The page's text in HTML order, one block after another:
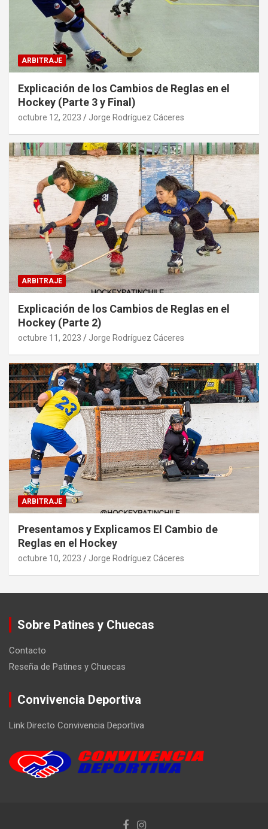
ARBITRAJE
Explicación de los Cambios de Reglas en el
Hockey (Parte 3 y Final)
octubre 12, 2023 Jorge Rodríguez Cáceres
ARBITRAJE
Explicación de los Cambios de Reglas en el
Hockey (Parte 2)
octubre 11, 2023 Jorge Rodríguez Cáceres
ARBITRAJE
Presentamos y Explicamos El Cambio de
Reglas en el Hockey
octubre 10, 2023 Jorge Rodríguez Cáceres
Sobre Patines y Chuecas
Contacto
Reseña de Patines y Chuecas
Convivencia Deportiva
Link Directo Convivencia Deportiva